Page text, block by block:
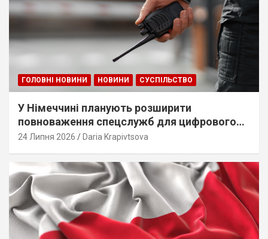
ГОЛОВНІ НОВИНИ НОВИНИ СУСПІЛЬСТВО
У Німеччині планують розширити
повноваження спецслужб для цифрового
стеження
24 Липня 2026 Daria Krapivtsova